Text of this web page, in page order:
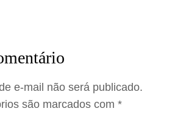
e-mail não será publicado.
são marcados com *